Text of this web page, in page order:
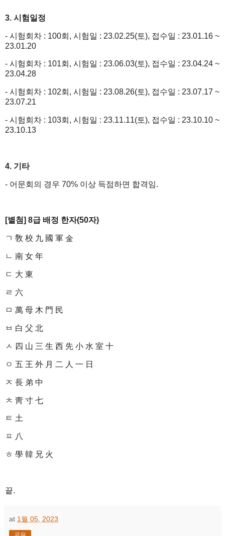
3. 시험일정
- 시험회차 : 100회, 시험일 : 23.02.25(토), 접수일 : 23.01.16 ~
23.01.20
- 시험회차 : 101회, 시험일 : 23.06.03(토), 접수일 : 23.04.24 ~
23.04.28
- 시험회차 : 102회, 시험일 : 23.08.26(토), 접수일 : 23.07.17 ~
23.07.21
- 시험회차 : 103회, 시험일 : 23.11.11(토), 접수일 : 23.10.10 ~
23.10.13
4. 기타
- 어문회의 경우 70% 이상 득점하면 합격임.
[별첨] 8급 배정 한자(50자)
ㄱ 敎 校 九 國 軍 金
ㄴ 南 女 年
ㄷ 大 東
ㄹ 六
ㅁ 萬 母 木 門 民
ㅂ 白 父 北
ㅅ 四 山 三 生 西 先 小 水 室 十
ㅇ 五 王 外 月 二 人 一 日
ㅈ 長 弟 中
ㅊ 靑 寸 七
ㅌ 土
ㅍ 八
ㅎ 學 韓 兄 火
끝.
at 1월 05, 2023